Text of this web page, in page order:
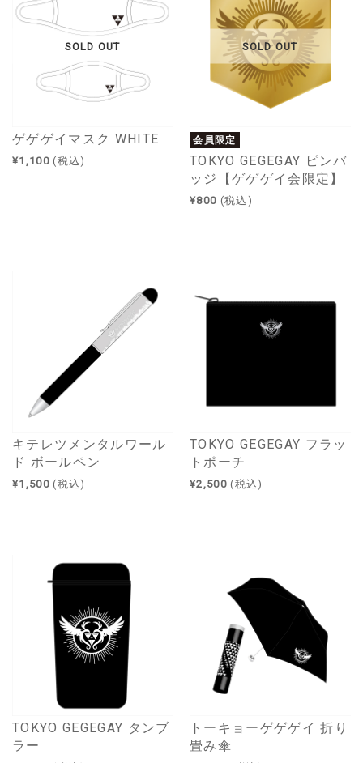
SOLD OUT
ゲゲゲイマスク WHITE
¥1,100 (税込)
SOLD OUT
会員限定
TOKYO GEGEGAY ピンバ
ッジ【ゲゲゲイ会限定】
¥800 (税込)
キテレツメンタルワール
ド ボールペン
¥1,500 (税込)
TOKYO GEGEGAY フラッ
トポーチ
¥2,500 (税込)
TOKYO GEGEGAY タンブ
ラー
トーキョーゲゲゲイ 折り
畳み傘